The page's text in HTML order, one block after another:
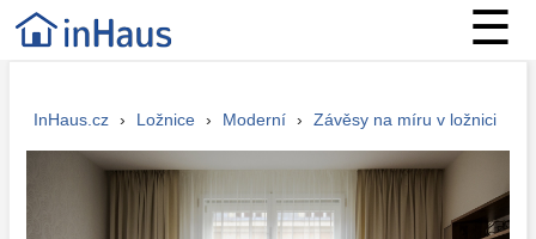
☰
InHaus.cz › Ložnice › Moderní › Závěsy na míru v ložnici